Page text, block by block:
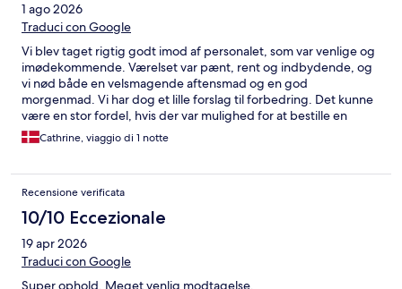
1 ago 2026
Traduci con Google
Vi blev taget rigtig godt imod af personalet, som var venlige og
imødekommende. Værelset var pænt, rent og indbydende, og
vi nød både en velsmagende aftensmad og en god
morgenmad. Vi har dog et lille forslag til forbedring. Det kunne
være en stor fordel, hvis der var mulighed for at bestille en
mindre børneportion af den almindelige aftensmad – for
eksempel frikadeller med kartofler eller andre klassiske retter.
frem for den type børnemenu, der ofte består af pomfritter og
lignende. Alt i alt havde vi et rigtig godt ophold og vil gerne
takke for den gode oplevelse.
Cathrine, viaggio di 1 notte
Recensione verificata
10/10 Eccezionale
19 apr 2026
Traduci con Google
Super ophold. Meget venlig modtagelse.